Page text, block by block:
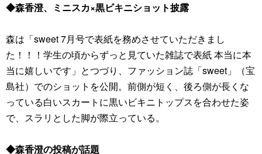
◆森香澄、ミニスカ×黒ビキニショット披露
森は「sweet 7月号で表紙を務めさせていただきまし
た！！！学生の頃からずっと見ていた雑誌で表紙 本当に本
当に嬉しいです」とつづり、ファッション誌「sweet」（宝
島社）でのショットを公開。前側が短く、後ろ側が長くな
っている白いスカートに黒いビキニトップスを合わせた姿
で、スラリとした脚が際立っている。
◆森香澄の投稿が話題